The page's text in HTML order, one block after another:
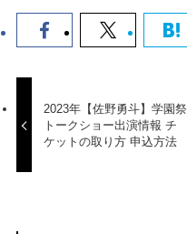
2023年【佐野勇斗】学園祭
トークショー出演情報 チ
ケットの取り方 申込方法